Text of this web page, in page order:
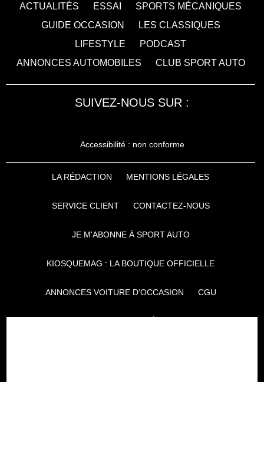
ACTUALITÉS ESSAI
SPORTS MÉCANIQUES
GUIDE OCCASION
LES CLASSIQUES
LIFESTYLE
PODCAST
ANNONCES AUTOMOBILES
CLUB SPORT AUTO
SUIVEZ-NOUS SUR :
Accessibilité : non conforme
LA RÉDACTION MENTIONS LÉGALES
SERVICE CLIENT CONTACTEZ-NOUS
JE M'ABONNE À SPORT AUTO
KIOSQUEMAG : LA BOUTIQUE OFFICIELLE
ANNONCES VOITURE D’OCCASION CGU